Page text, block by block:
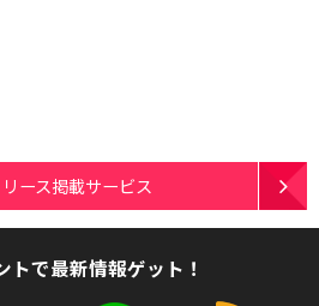
ース掲載サービス
トで最新情報ゲット！